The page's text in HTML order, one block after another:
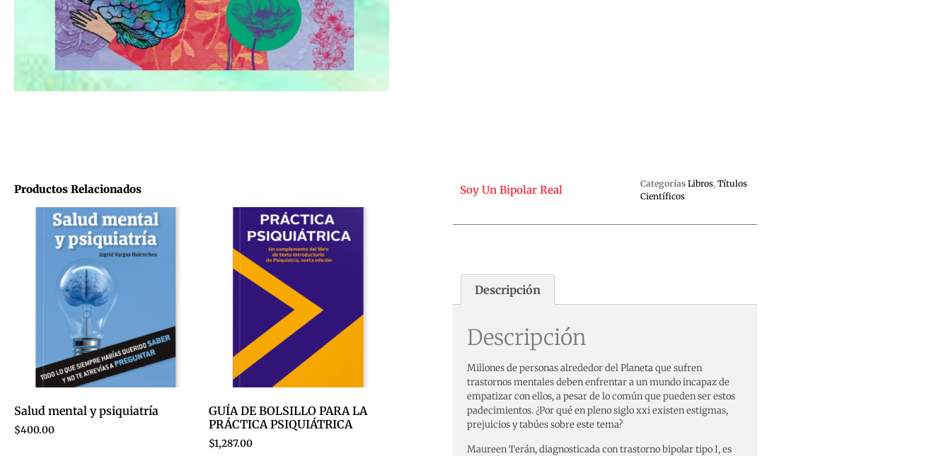
Productos Relacionados
Salud mental y psiquiatría
$400.00
GUÍA DE BOLSILLO PARA LA
PRÁCTICA PSIQUIÁTRICA
$1,287.00
Soy Un Bipolar Real Categorías Libros, Títulos
Científicos
Descripción
Descripción
Millones de personas alrededor del Planeta que sufren
trastornos mentales deben enfrentar a un mundo incapaz de
empatizar con ellos, a pesar de lo común que pueden ser estos
padecimientos. ¿Por qué en pleno siglo xxi existen estigmas,
prejuicios y tabúes sobre este tema?
Maureen Terán, diagnosticada con trastorno bipolar tipo I, es